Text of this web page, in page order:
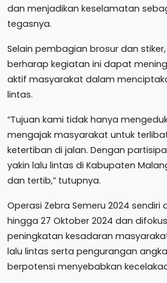
dan menjadikan keselamatan
tegasnya.
Selain pembagian brosur dan stiker,
berharap kegiatan ini dapat
aktif masyarakat dalam
lintas.
“Tujuan kami tidak hanya
mengajak masyarakat untuk
ketertiban di jalan. Dengan
yakin lalu lintas di Kabupaten
dan tertib,” tutupnya.
Operasi Zebra Semeru 2024 sendiri
hingga 27 Oktober 2024 dan
peningkatan kesadaran
lalu lintas serta pengurangan
berpotensi menyebabkan